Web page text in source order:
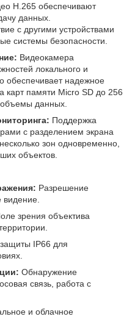
H.265 обеспечивают
данных.
с другими устройствами
системы безопасности.
Видеокамера
локального и
обеспечивает надежное
карт памяти Micro SD до 256
данных.
Поддержка
с разделением экрана
зон одновременно,
объектов.
Разрешение
зрения объектива
IP66 для
Обнаружение
связь, работа с
и облачное